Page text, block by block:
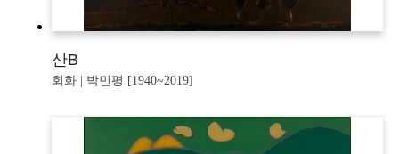
산B
회화 | 박민평 [1940~2019]